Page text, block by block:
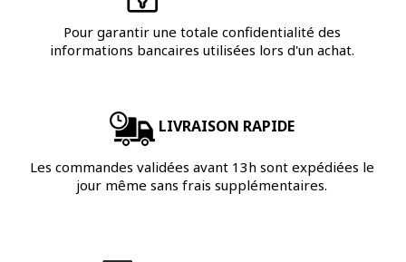
Pour garantir une totale confidentialité des
informations bancaires utilisées lors d'un achat.
LIVRAISON RAPIDE
Les commandes validées avant 13h sont expédiées le
jour même sans frais supplémentaires.